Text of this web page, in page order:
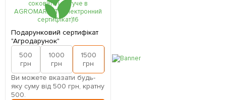
Подарунковий сертифікат
"Агродарунок"
500
грн
1000
грн
1500
грн
2000
грн
Ви можете вказати будь-
яку суму від 500 грн, кратну
500.